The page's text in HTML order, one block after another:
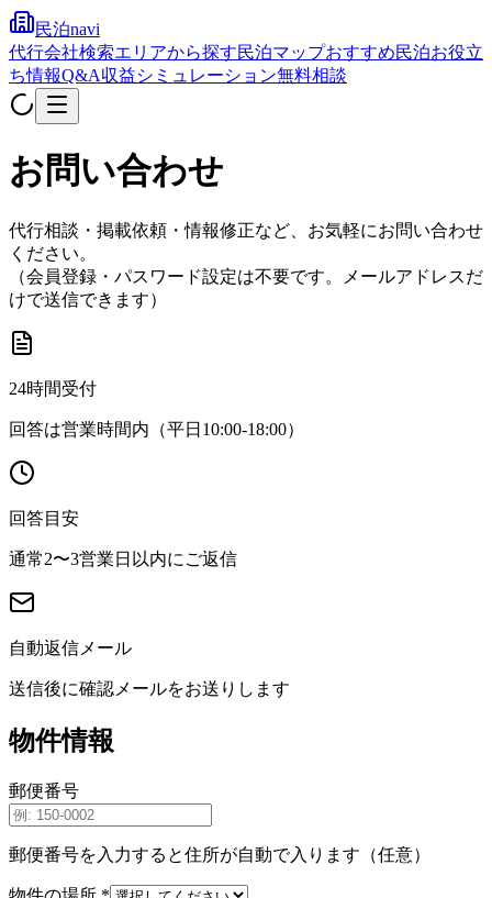
民泊navi
代行会社検索エリアから探す民泊マップおすすめ民泊お役立
ち情報Q&A収益シミュレーション無料相談
お問い合わせ
代行相談・掲載依頼・情報修正など、お気軽にお問い合わせ
ください。
（会員登録・パスワード設定は不要です。メールアドレスだ
けで送信できます）
24時間受付
回答は営業時間内（平日10:00-18:00）
回答目安
通常2〜3営業日以内にご返信
自動返信メール
送信後に確認メールをお送りします
物件情報
郵便番号
郵便番号を入力すると住所が自動で入ります（任意）